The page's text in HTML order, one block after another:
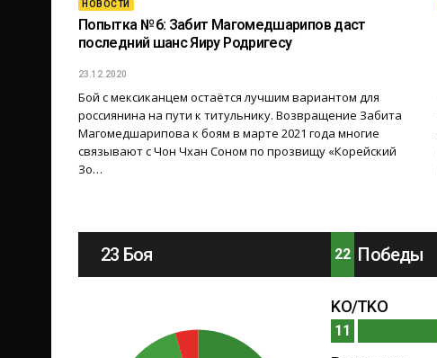
НОВОСТИ
Попытка № 6: Забит Магомедшарипов даст
последний шанс Яиру Родригесу
23.12.2020
Бой с мексиканцем остаётся лучшим вариантом для
россиянина на пути к титульнику. Возвращение Забита
Магомедшарипова к боям в марте 2021 года многие
связывают с Чон Чхан Соном по прозвищу «Корейский
Зо…
23 Боя 22 Победы
KO/TKO
11